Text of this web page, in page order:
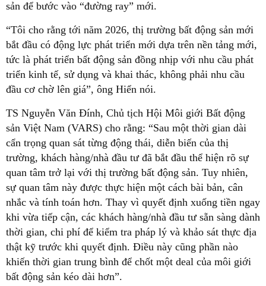
sản để bước vào “đường ray” mới.
“Tôi cho rằng tới năm 2026, thị trường bất động sản mới
bắt đầu có động lực phát triển mới dựa trên nền tảng mới,
tức là phát triển bất động sản đồng nhịp với nhu cầu phát
triển kinh tế, sử dụng và khai thác, không phải nhu cầu
đầu cơ chờ lên giá”, ông Hiển nói.
TS Nguyễn Văn Đính, Chủ tịch Hội Môi giới Bất động
sản Việt Nam (VARS) cho rằng: “Sau một thời gian dài
cẩn trọng quan sát từng động thái, diễn biến của thị
trường, khách hàng/nhà đầu tư đã bắt đầu thể hiện rõ sự
quan tâm trở lại với thị trường bất động sản. Tuy nhiên,
sự quan tâm này được thực hiện một cách bài bản, cân
nhắc và tính toán hơn. Thay vì quyết định xuống tiền ngay
khi vừa tiếp cận, các khách hàng/nhà đầu tư sẵn sàng dành
thời gian, chi phí để kiểm tra pháp lý và khảo sát thực địa
thật kỹ trước khi quyết định. Điều này cũng phần nào
khiến thời gian trung bình để chốt một deal của môi giới
bất động sản kéo dài hơn”.